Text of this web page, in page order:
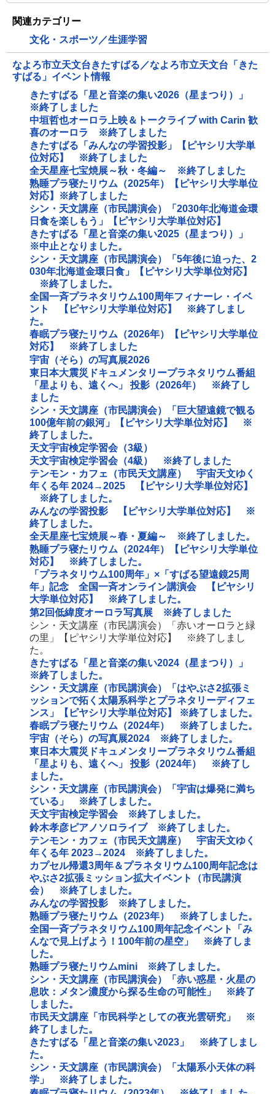
関連カテゴリー
文化・スポーツ／生涯学習
なよろ市立天文台きたすばる／なよろ市立天文台「きた
すばる」イベント情報
きたすばる「星と音楽の集い2026（星まつり）」
※終了しました
中垣哲也オーロラ上映＆トークライブ with Carin 歓
喜のオーロラ ※終了しました
きたすばる「みんなの学習投影」【ピヤシリ大学単
位対応】 ※終了しました
全天星座七宝焼展～秋・冬編～ ※終了しました
熟睡プラ寝たリウム（2025年）【ピヤシリ大学単位
対応】※終了しました
シン・天文講座（市民講演会）「2030年北海道金環
日食を楽しもう」【ピヤシリ大学単位対応】
きたすばる「星と音楽の集い2025（星まつり）」
※中止となりました。
シン・天文講座（市民講演会）「5年後に迫った、2
030年北海道金環日食」【ピヤシリ大学単位対応】
※終了しました。
全国一斉プラネタリウム100周年フィナーレ・イベ
ント 【ピヤシリ大学単位対応】 ※終了しまし
た。
春眠プラ寝たリウム（2026年）【ピヤシリ大学単位
対応】 ※終了しました
宇宙（そら）の写真展2026
東日本大震災ドキュメンタリープラネタリウム番組
「星よりも、遠くへ」 投影（2026年） ※終了し
ました
シン・天文講座（市民講演会）「巨大望遠鏡で観る
100億年前の銀河」【ピヤシリ大学単位対応】 ※
終了しました。
天文宇宙検定学習会（3級）
天文宇宙検定学習会（4級） ※終了しました
テンモン・カフェ（市民天文講座） 宇宙天文ゆく
年くる年 2024→2025 【ピヤシリ大学単位対応】
※終了しました。
みんなの学習投影 【ピヤシリ大学単位対応】 ※
終了しました。
全天星座七宝焼展～春・夏編～ ※終了しました。
熟睡プラ寝たリウム（2024年）【ピヤシリ大学単位
対応】 ※終了しました。
「プラネタリウム100周年」×「すばる望遠鏡25周
年」記念 全国一斉オンライン講演会 【ピヤシリ
大学単位対応】 ※終了しました。
第2回低緯度オーロラ写真展 ※終了しました
シン・天文講座（市民講演会）「赤いオーロラと緑
の里」【ピヤシリ大学単位対応】 ※終了しまし
た。
きたすばる「星と音楽の集い2024（星まつり）」
※終了しました。
シン・天文講座（市民講演会）「はやぶさ2拡張ミ
ッションで拓く太陽系科学とプラネタリーディフェ
ンス」【ピヤシリ大学単位対応】 ※終了しました。
春眠プラ寝たリウム（2024年） ※終了しました。
宇宙（そら）の写真展2024 ※終了しました。
東日本大震災ドキュメンタリープラネタリウム番組
「星よりも、遠くへ」 投影（2024年） ※終了し
ました。
シン・天文講座（市民講演会）「宇宙は爆発に満ち
ている」 ※終了しました。
天文宇宙検定学習会 ※終了しました。
鈴木孝彦ピアノソロライブ ※終了しました。
テンモン・カフェ（市民天文講座） 宇宙天文ゆく
年くる年 2023→2024 ※終了しました。
カプセル帰還3周年＆プラネタリウム100周年記念は
やぶさ2拡張ミッション拡大イベント（市民講演
会） ※終了しました。
みんなの学習投影 ※終了しました。
熟睡プラ寝たリウム（2023年） ※終了しました。
全国一斉プラネタリウム100周年記念イベント「み
んなで見上げよう！100年前の星空」 ※終了しま
した。
熟睡プラ寝たリウムmini ※終了しました。
シン・天文講座（市民講演会）「赤い惑星・火星の
息吹：メタン濃度から探る生命の可能性」 ※終了
しました。
市民天文講座「市民科学としての夜光雲研究」 ※
終了しました。
きたすばる「星と音楽の集い2023」 ※終了しまし
た。
シン・天文講座（市民講演会）「太陽系小天体の科
学」 ※終了しました。